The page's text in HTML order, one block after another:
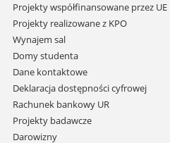
Projekty współfinansowane przez UE
Projekty realizowane z KPO
Wynajem sal
Domy studenta
Dane kontaktowe
Deklaracja dostępności cyfrowej
Rachunek bankowy UR
Projekty badawcze
Darowizny